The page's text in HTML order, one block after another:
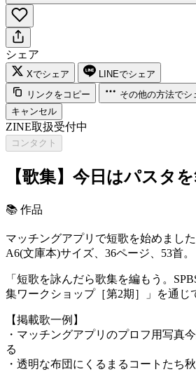
シェア
Xでシェア
LINEでシェア
リンクをコピー
その他の方法でシ
キャンセル
ZINE取扱受付中
コンタクト
【歌集】今日はパスタ
📚 作品
マッチングアプリで短歌を始めました
A6(文庫本)サイズ、36ページ、53首。
「短歌を詠んだら歌集を編もう。
集ワークショップ［第2期］」を通じ
【掲載歌一例】
・マッチングアプリのプロフ用写真
る
・透明な布団にくるまるコートたち